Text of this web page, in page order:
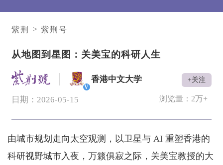
紫荆 > 紫荆号
从地图到星图：关美宝的科研人生
香港中文大学
V
+关注
日期：2026-05-15 浏览量： 2万+
由城市规划走向太空观测，以卫星与 AI 重塑香港的
科研视野城市入夜，万籁俱寂之际，关美宝教授的大